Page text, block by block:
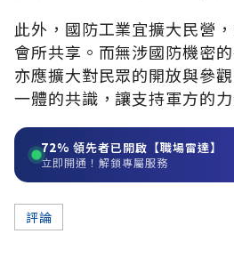
此外，國防工業宜擴大民營
會所共享。而無涉國防機密
亦應擴大對民眾的開放與參
一體的共識，讓支持軍方的
72% 領先者已開啟【職場雷達】
立即開通！解鎖專屬服務
評論